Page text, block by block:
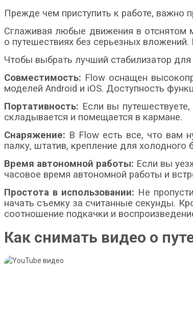
Прежде чем приступить к работе, важно
Сглаживая любые движения в отснятом
о путешествиях без серьезных
Чтобы выбрать лучший стабилизатор
Совместимость: Flow оснащен
моделей Android и iOS. Доступность
Портативность: Если вы
складывается и помещается в кармане.
Снаряжение: В Flow есть все, что вам
палку, штатив, крепление для
Время автономной работы: Если вы
часовое время автономной работы и
Простота в использовании: Не
начать съемку за считанные секунды.
соотношение подкачки и
Как снимать видео о